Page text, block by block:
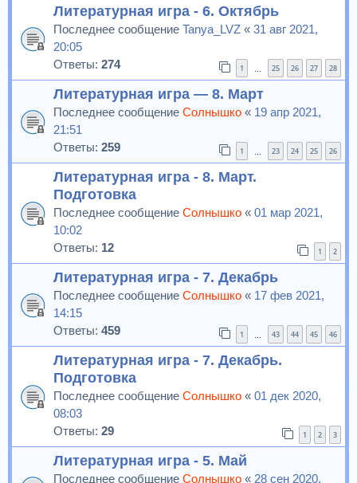
Литературная игра - 6. Октябрь
Последнее сообщение Tanya_LVZ « 31 авг 2021,
20:05
Ответы: 274 1 25 26 27 28
Литературная игра — 8. Март
Последнее сообщение Солнышко « 19 апр 2021,
21:51
Ответы: 259 1 23 24 25 26
Литературная игра - 8. Март.
Подготовка
Последнее сообщение Солнышко « 01 мар 2021,
10:02
Ответы: 12 1 2
Литературная игра - 7. Декабрь
Последнее сообщение Солнышко « 17 фев 2021,
14:15
Ответы: 459 1 43 44 45 46
Литературная игра - 7. Декабрь.
Подготовка
Последнее сообщение Солнышко « 01 дек 2020,
08:03
Ответы: 29 1 2 3
Литературная игра - 5. Май
Последнее сообщение Солнышко « 28 сен 2020,